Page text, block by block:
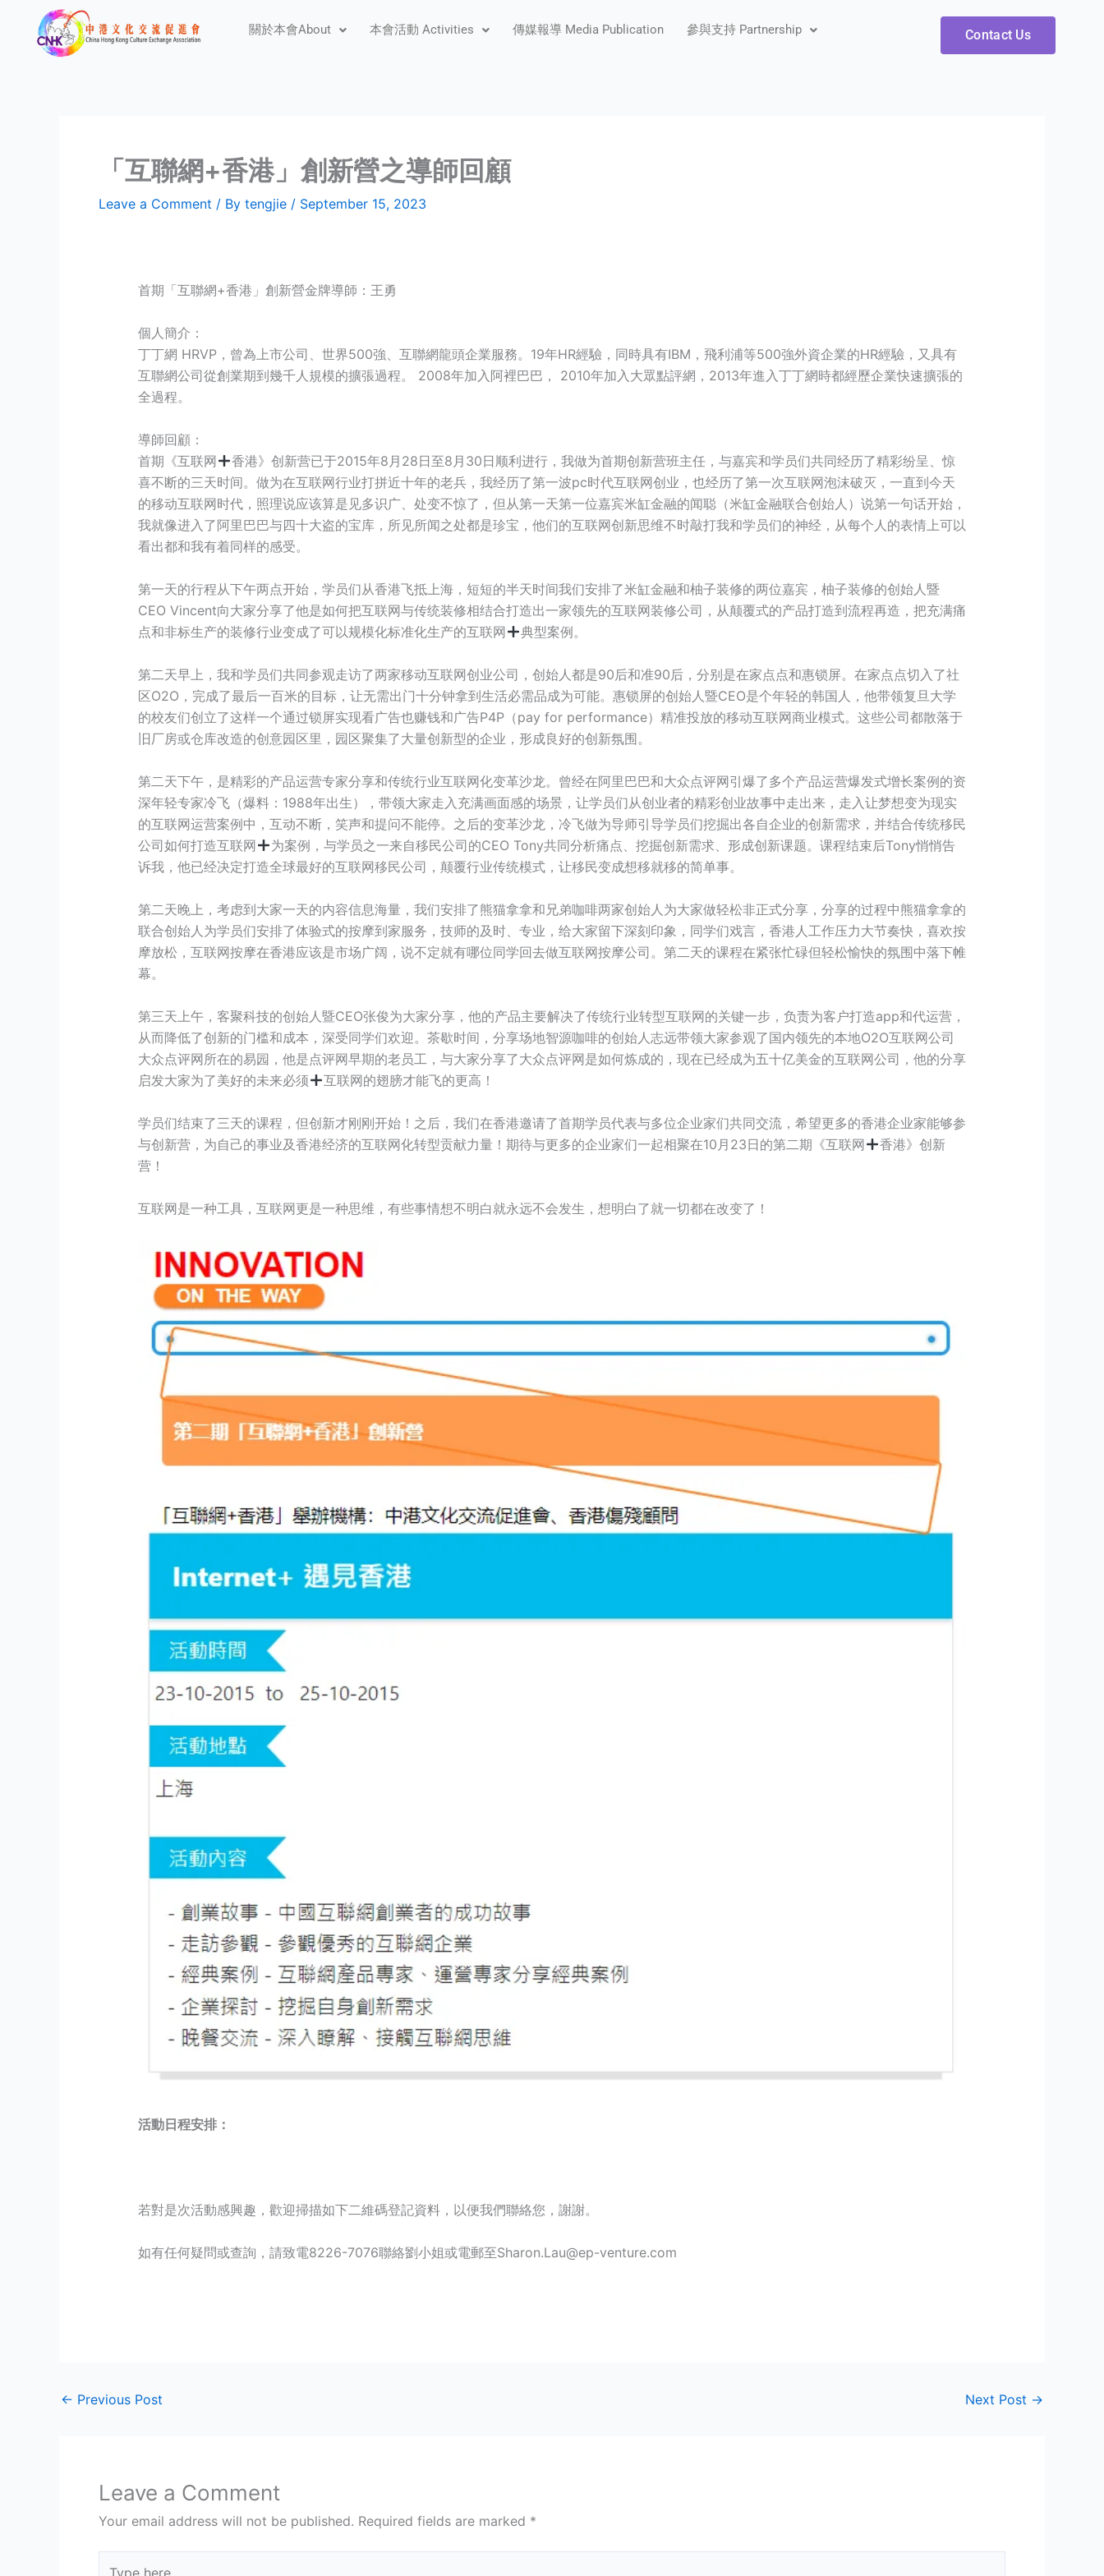
content
關於本會About 本會活動 Activities 傳媒報導 Media Publication 參與支持 Partnership Contact Us
「互聯網+香港」創新營之導師回顧
Leave a Comment / By tengjie / September 15, 2023
首期「互聯網+香港」創新營金牌導師：王勇
個人簡介：
丁丁網 HRVP，曾為上市公司、世界500強、互聯網龍頭企業服務。19年HR經驗，同時具有IBM，飛利浦等500強外資企業的HR經驗，又具有
互聯網公司從創業期到幾千人規模的擴張過程。 2008年加入阿裡巴巴， 2010年加入大眾點評網，2013年進入丁丁網時都經歷企業快速擴張的
全過程。
導師回顧：
首期《互联网
香港》创新营已于2015年8月28日至8月30日顺利进行，我做为首期创新营班主任，与嘉宾和学员们共同经历了精彩纷呈、惊
喜不断的三天时间。做为在互联网行业打拼近十年的老兵，我经历了第一波pc时代互联网创业，也经历了第一次互联网泡沫破灭，一直到今天
的移动互联网时代，照理说应该算是见多识广、处变不惊了，但从第一天第一位嘉宾米缸金融的闻聪（米缸金融联合创始人）说第一句话开始，
我就像进入了阿里巴巴与四十大盗的宝库，所见所闻之处都是珍宝，他们的互联网创新思维不时敲打我和学员们的神经，从每个人的表情上可以
看出都和我有着同样的感受。
第一天的行程从下午两点开始，学员们从香港飞抵上海，短短的半天时间我们安排了米缸金融和柚子装修的两位嘉宾，柚子装修的创始人暨
CEO Vincent向大家分享了他是如何把互联网与传统装修相结合打造出一家领先的互联网装修公司，从颠覆式的产品打造到流程再造，把充满痛
点和非标生产的装修行业变成了可以规模化标准化生产的互联网
典型案例。
第二天早上，我和学员们共同参观走访了两家移动互联网创业公司，创始人都是90后和准90后，分别是在家点点和惠锁屏。在家点点切入了社
区O2O，完成了最后一百米的目标，让无需出门十分钟拿到生活必需品成为可能。惠锁屏的创始人暨CEO是个年轻的韩国人，他带领复旦大学
的校友们创立了这样一个通过锁屏实现看广告也赚钱和广告P4P（pay for performance）精准投放的移动互联网商业模式。这些公司都散落于
旧厂房或仓库改造的创意园区里，园区聚集了大量创新型的企业，形成良好的创新氛围。
第二天下午，是精彩的产品运营专家分享和传统行业互联网化变革沙龙。曾经在阿里巴巴和大众点评网引爆了多个产品运营爆发式增长案例的资
深年轻专家冷飞（爆料：1988年出生），带领大家走入充满画面感的场景，让学员们从创业者的精彩创业故事中走出来，走入让梦想变为现实
的互联网运营案例中，互动不断，笑声和提问不能停。之后的变革沙龙，冷飞做为导师引导学员们挖掘出各自企业的创新需求，并结合传统移民
公司如何打造互联网
为案例，与学员之一来自移民公司的CEO Tony共同分析痛点、挖掘创新需求、形成创新课题。课程结束后Tony悄悄告
诉我，他已经决定打造全球最好的互联网移民公司，颠覆行业传统模式，让移民变成想移就移的简单事。
第二天晚上，考虑到大家一天的内容信息海量，我们安排了熊猫拿拿和兄弟咖啡两家创始人为大家做轻松非正式分享，分享的过程中熊猫拿拿的
联合创始人为学员们安排了体验式的按摩到家服务，技师的及时、专业，给大家留下深刻印象，同学们戏言，香港人工作压力大节奏快，喜欢按
摩放松，互联网按摩在香港应该是市场广阔，说不定就有哪位同学回去做互联网按摩公司。第二天的课程在紧张忙碌但轻松愉快的氛围中落下帷
幕。
第三天上午，客聚科技的创始人暨CEO张俊为大家分享，他的产品主要解决了传统行业转型互联网的关键一步，负责为客户打造app和代运营，
从而降低了创新的门槛和成本，深受同学们欢迎。茶歇时间，分享场地智源咖啡的创始人志远带领大家参观了国内领先的本地O2O互联网公司
大众点评网所在的易园，他是点评网早期的老员工，与大家分享了大众点评网是如何炼成的，现在已经成为五十亿美金的互联网公司，他的分享
启发大家为了美好的未来必须
互联网的翅膀才能飞的更高！
学员们结束了三天的课程，但创新才刚刚开始！之后，我们在香港邀请了首期学员代表与多位企业家们共同交流，希望更多的香港企业家能够参
与创新营，为自己的事业及香港经济的互联网化转型贡献力量！期待与更多的企业家们一起相聚在10月23日的第二期《互联网
香港》创新
营！
互联网是一种工具，互联网更是一种思维，有些事情想不明白就永远不会发生，想明白了就一切都在改变了！
活動日程安排：
若對是次活動感興趣，歡迎掃描如下二維碼登記資料，以便我們聯絡您，謝謝。
如有任何疑問或查詢，請致電8226-7076聯絡劉小姐或電郵至Sharon.Lau@ep-venture.com
← Previous Post Next Post →
Leave a Comment
Your email address will not be published. Required fields are marked *